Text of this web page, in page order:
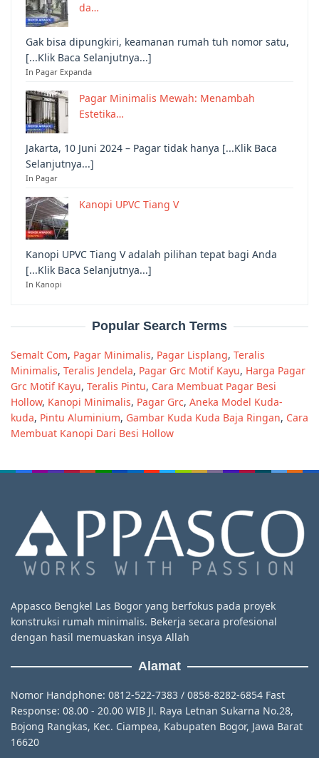
da…
Gak bisa dipungkiri, keamanan rumah tuh nomor satu,
[...Klik Baca Selanjutnya...]
In Pagar Expanda
Pagar Minimalis Mewah: Menambah
Estetika…
Jakarta, 10 Juni 2024 – Pagar tidak hanya [...Klik Baca
Selanjutnya...]
In Pagar
Kanopi UPVC Tiang V
Kanopi UPVC Tiang V adalah pilihan tepat bagi Anda
[...Klik Baca Selanjutnya...]
In Kanopi
Popular Search Terms
Semalt Com, Pagar Minimalis, Pagar Lisplang, Teralis
Minimalis, Teralis Jendela, Pagar Grc Motif Kayu, Harga Pagar
Grc Motif Kayu, Teralis Pintu, Cara Membuat Pagar Besi
Hollow, Kanopi Minimalis, Pagar Grc, Aneka Model Kuda-
kuda, Pintu Aluminium, Gambar Kuda Kuda Baja Ringan, Cara
Membuat Kanopi Dari Besi Hollow
Appasco Bengkel Las Bogor yang berfokus pada proyek
konstruksi rumah minimalis. Bekerja secara profesional
dengan hasil memuaskan insya Allah
Alamat
Nomor Handphone: 0812-522-7383 / 0858-8282-6854 Fast
Response: 08.00 - 20.00 WIB Jl. Raya Letnan Sukarna No.28,
Bojong Rangkas, Kec. Ciampea, Kabupaten Bogor, Jawa Barat
16620